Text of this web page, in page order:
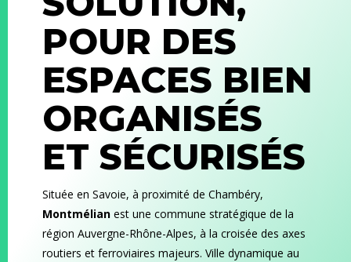
POUR DES
ESPACES BIEN
ORGANISÉS
ET SÉCURISÉS
Située en Savoie, à proximité de Chambéry,
Montmélianest une commune stratégique de la
région Auvergne-Rhône-Alpes, à la croisée des axes
routiers et ferroviaires majeurs. Ville dynamique au